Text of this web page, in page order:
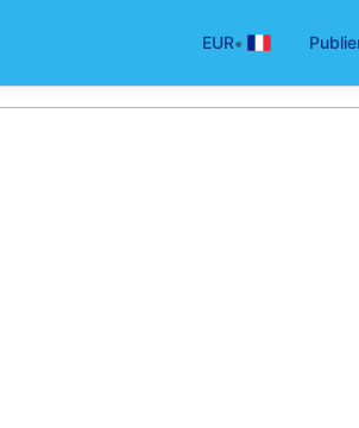
EUR•